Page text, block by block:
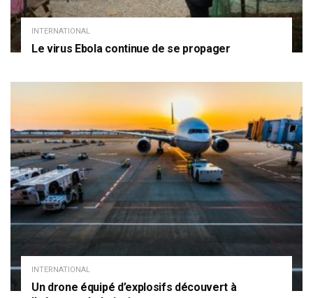
INTERNATIONAL
Le virus Ebola continue de se propager
INTERNATIONAL
Un drone équipé d’explosifs découvert à